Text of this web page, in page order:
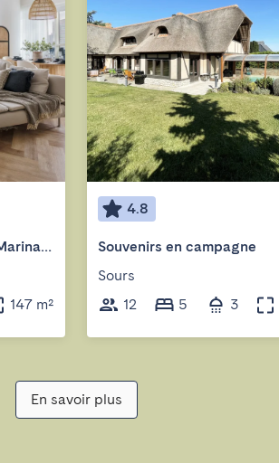
2BR | Bohemian Apt with Marina View
147 m²
4.8
Souvenirs en campagne
Sours
12
5 3
En savoir plus